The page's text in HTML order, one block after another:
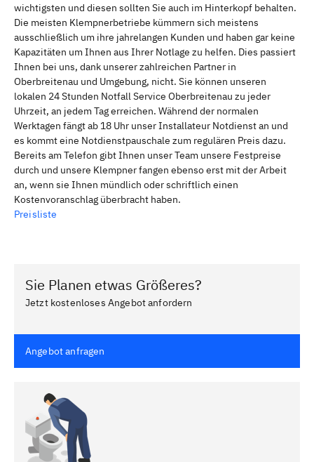
wichtigsten und diesen sollten Sie auch im Hinterkopf behalten.
Die meisten Klempnerbetriebe kümmern sich meistens
ausschließlich um ihre jahrelangen Kunden und haben gar keine
Kapazitäten um Ihnen aus Ihrer Notlage zu helfen. Dies passiert
Ihnen bei uns, dank unserer zahlreichen Partner in
Oberbreitenau und Umgebung, nicht. Sie können unseren
lokalen 24 Stunden Notfall Service Oberbreitenau zu jeder
Uhrzeit, an jedem Tag erreichen. Während der normalen
Werktagen fängt ab 18 Uhr unser Installateur Notdienst an und
es kommt eine Notdienstpauschale zum regulären Preis dazu.
Bereits am Telefon gibt Ihnen unser Team unsere Festpreise
durch und unsere Klempner fangen ebenso erst mit der Arbeit
an, wenn sie Ihnen mündlich oder schriftlich einen
Kostenvoranschlag überbracht haben.
Preisliste
Sie Planen etwas Größeres?
Jetzt kostenloses Angebot anfordern
Angebot anfragen